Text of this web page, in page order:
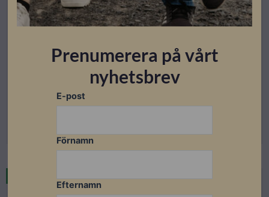
Montagesystem
Nordmount NM Flow Dock
Lev. artikelnummer: 8000
Artikelnummer: 504428
Prenumerera på vårt
nyhetsbrev
E-post
Förnamn
Efternamn